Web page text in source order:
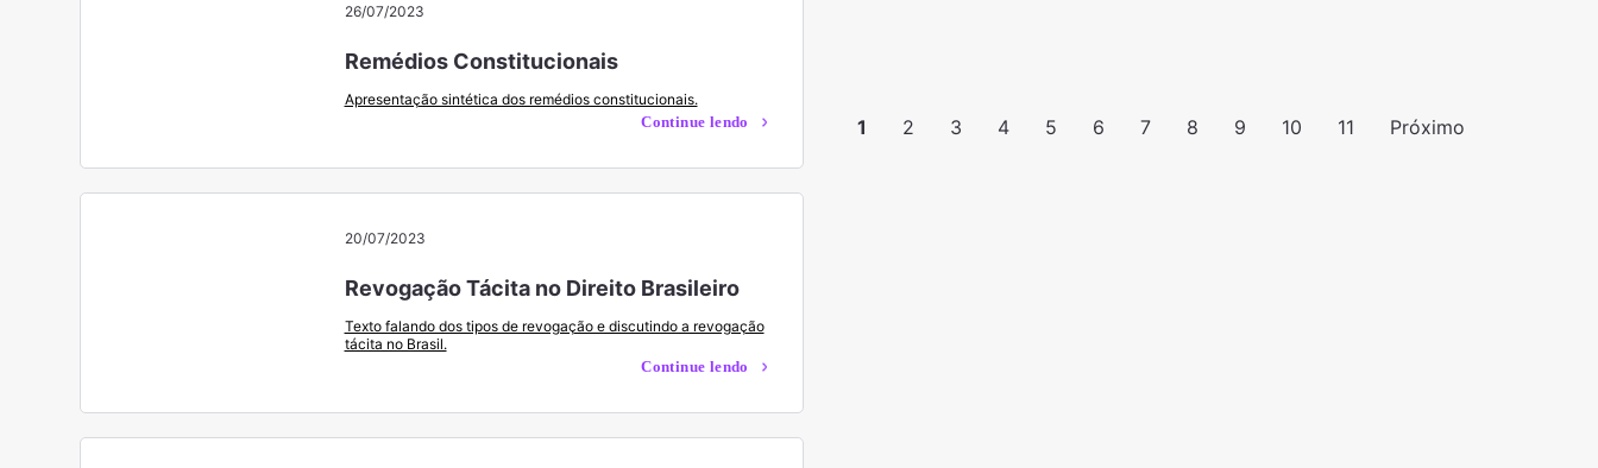
26/07/2023
Remédios Constitucionais
Apresentação sintética dos remédios constitucionais.
Continue lendo
20/07/2023
Revogação Tácita no Direito Brasileiro
Texto falando dos tipos de revogação e discutindo a revogação
tácita no Brasil.
Continue lendo
1 2 3 4 5 6 7 8 9 10 11 Próximo